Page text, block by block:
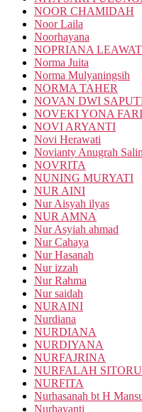
NOOR CHAMIDAH
Noor Laila
Noorhayana
NOPRIANA
Norma Juita
Norma Mulyaningsih
NORMA TAHER
NOVAN DWI
NOVEKI YONA
NOVI ARYANTI
Novi Herawati
Novianty Anugrah
NOVRITA
NUNING MURYATI
NUR AINI
Nur Aisyah ilyas
NUR AMNA
Nur Asyiah ahmad
Nur Cahaya
Nur Hasanah
Nur izzah
Nur Rahma
Nur saidah
NURAINI
Nurdiana
NURDIANA
NURDIYANA
NURFAJRINA
NURFALAH
NURFITA
Nurhasanah bt H
Nurhayanti